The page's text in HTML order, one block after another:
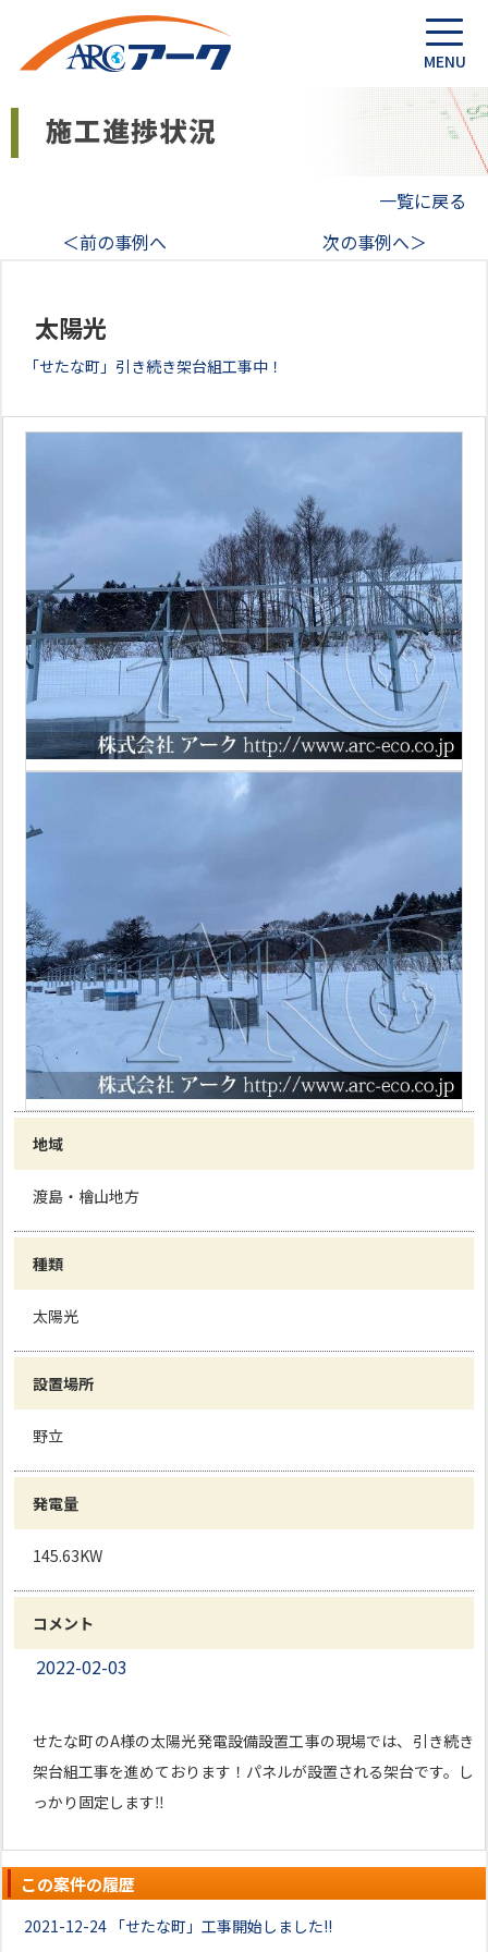
一覧に戻る
＜前の事例へ
次の事例へ＞
太陽光
「せたな町」引き続き架台組工事中！
地域
渡島・檜山地方
種類
太陽光
設置場所
野立
発電量
145.63KW
コメント
2022-02-03
せたな町のA様の太陽光発電設備設置工事の現場では、引き続き
架台組工事を進めております！パネルが設置される架台です。し
っかり固定します‼
この案件の履歴
2021-12-24 「せたな町」工事開始しました!!